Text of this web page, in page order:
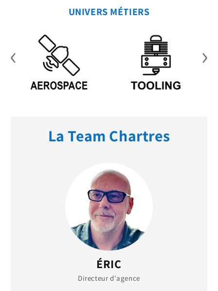
UNIVERS MÉTIERS
‹ ›
La Team Chartres
ÉRIC
Directeur d'agence